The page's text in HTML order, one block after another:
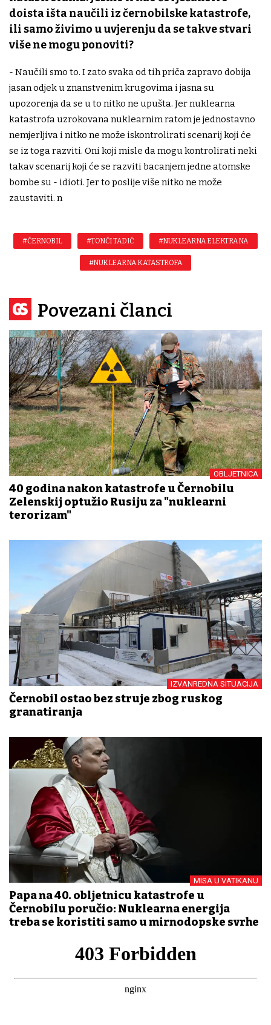
doista išta naučili iz černobilske katastrofe,
ili samo živimo u uvjerenju da se takve stvari
više ne mogu ponoviti?
- Naučili smo to. I zato svaka od tih priča zapravo dobija
jasan odjek u znanstvenim krugovima i jasna su
upozorenja da se u to nitko ne upušta. Jer nuklearna
katastrofa uzrokovana nuklearnim ratom je jednostavno
nemjerljiva i nitko ne može iskontrolirati scenarij koji će
se iz toga razviti. Oni koji misle da mogu kontrolirati neki
takav scenarij koji će se razviti bacanjem jedne atomske
bombe su - idioti. Jer to poslije više nitko ne može
zaustaviti. n
#ČERNOBIL #TONČI TADIĆ #NUKLEARNA ELEKTRANA
#NUKLEARNA KATASTROFA
Povezani članci
OBLJETNICA
40 godina nakon katastrofe u Černobilu
Zelenskij optužio Rusiju za "nuklearni
terorizam"
IZVANREDNA SITUACIJA
Černobil ostao bez struje zbog ruskog
granatiranja
MISA U VATIKANU
Papa na 40. obljetnicu katastrofe u
Černobilu poručio: Nuklearna energija
treba se koristiti samo u mirnodopske svrhe